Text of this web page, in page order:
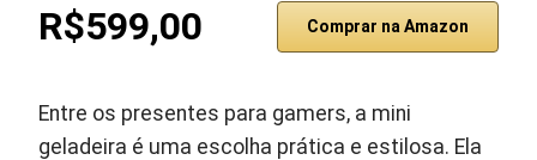
R$599,00 Comprar na Amazon
Entre os presentes para gamers, a mini
geladeira é uma escolha prática e estilosa. Ela